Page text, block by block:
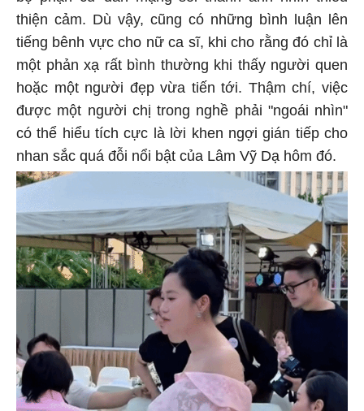
thiện cảm. Dù vậy, cũng có những bình luận lên
tiếng bênh vực cho nữ ca sĩ, khi cho rằng đó chỉ là
một phản xạ rất bình thường khi thấy người quen
hoặc một người đẹp vừa tiến tới. Thậm chí, việc
được một người chị trong nghề phải "ngoái nhìn"
có thể hiểu tích cực là lời khen ngợi gián tiếp cho
nhan sắc quá đỗi nổi bật của Lâm Vỹ Dạ hôm đó.